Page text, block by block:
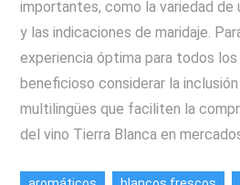
importantes, como la variedad de
y las indicaciones de maridaje.
experiencia óptima para todos
beneficioso considerar la
multilingües que faciliten la
del vino Tierra Blanca en